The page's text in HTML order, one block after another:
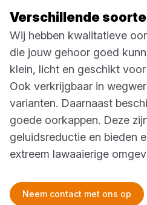
Verschillende
Wij hebben kwalitatieve
die jouw gehoor goed
klein, licht en geschikt
Ook verkrijgbaar in
varianten. Daarnaast
goede oorkappen. Deze
geluidsreductie en bieden
extreem lawaaierige
Neem contact met ons op